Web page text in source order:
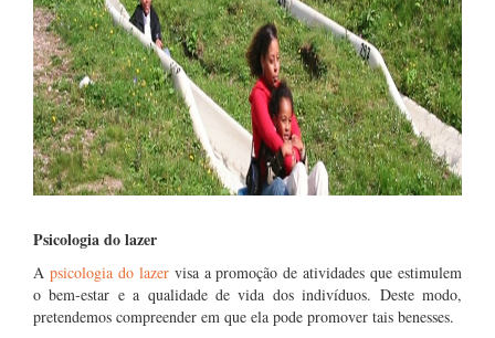
Psicologia do lazer
A psicologia do lazervisa a promoção de atividades que estimulem
o bem-estar e a qualidade de vida dos indivíduos. Deste modo,
pretendemos compreender em que ela pode promover tais benesses.